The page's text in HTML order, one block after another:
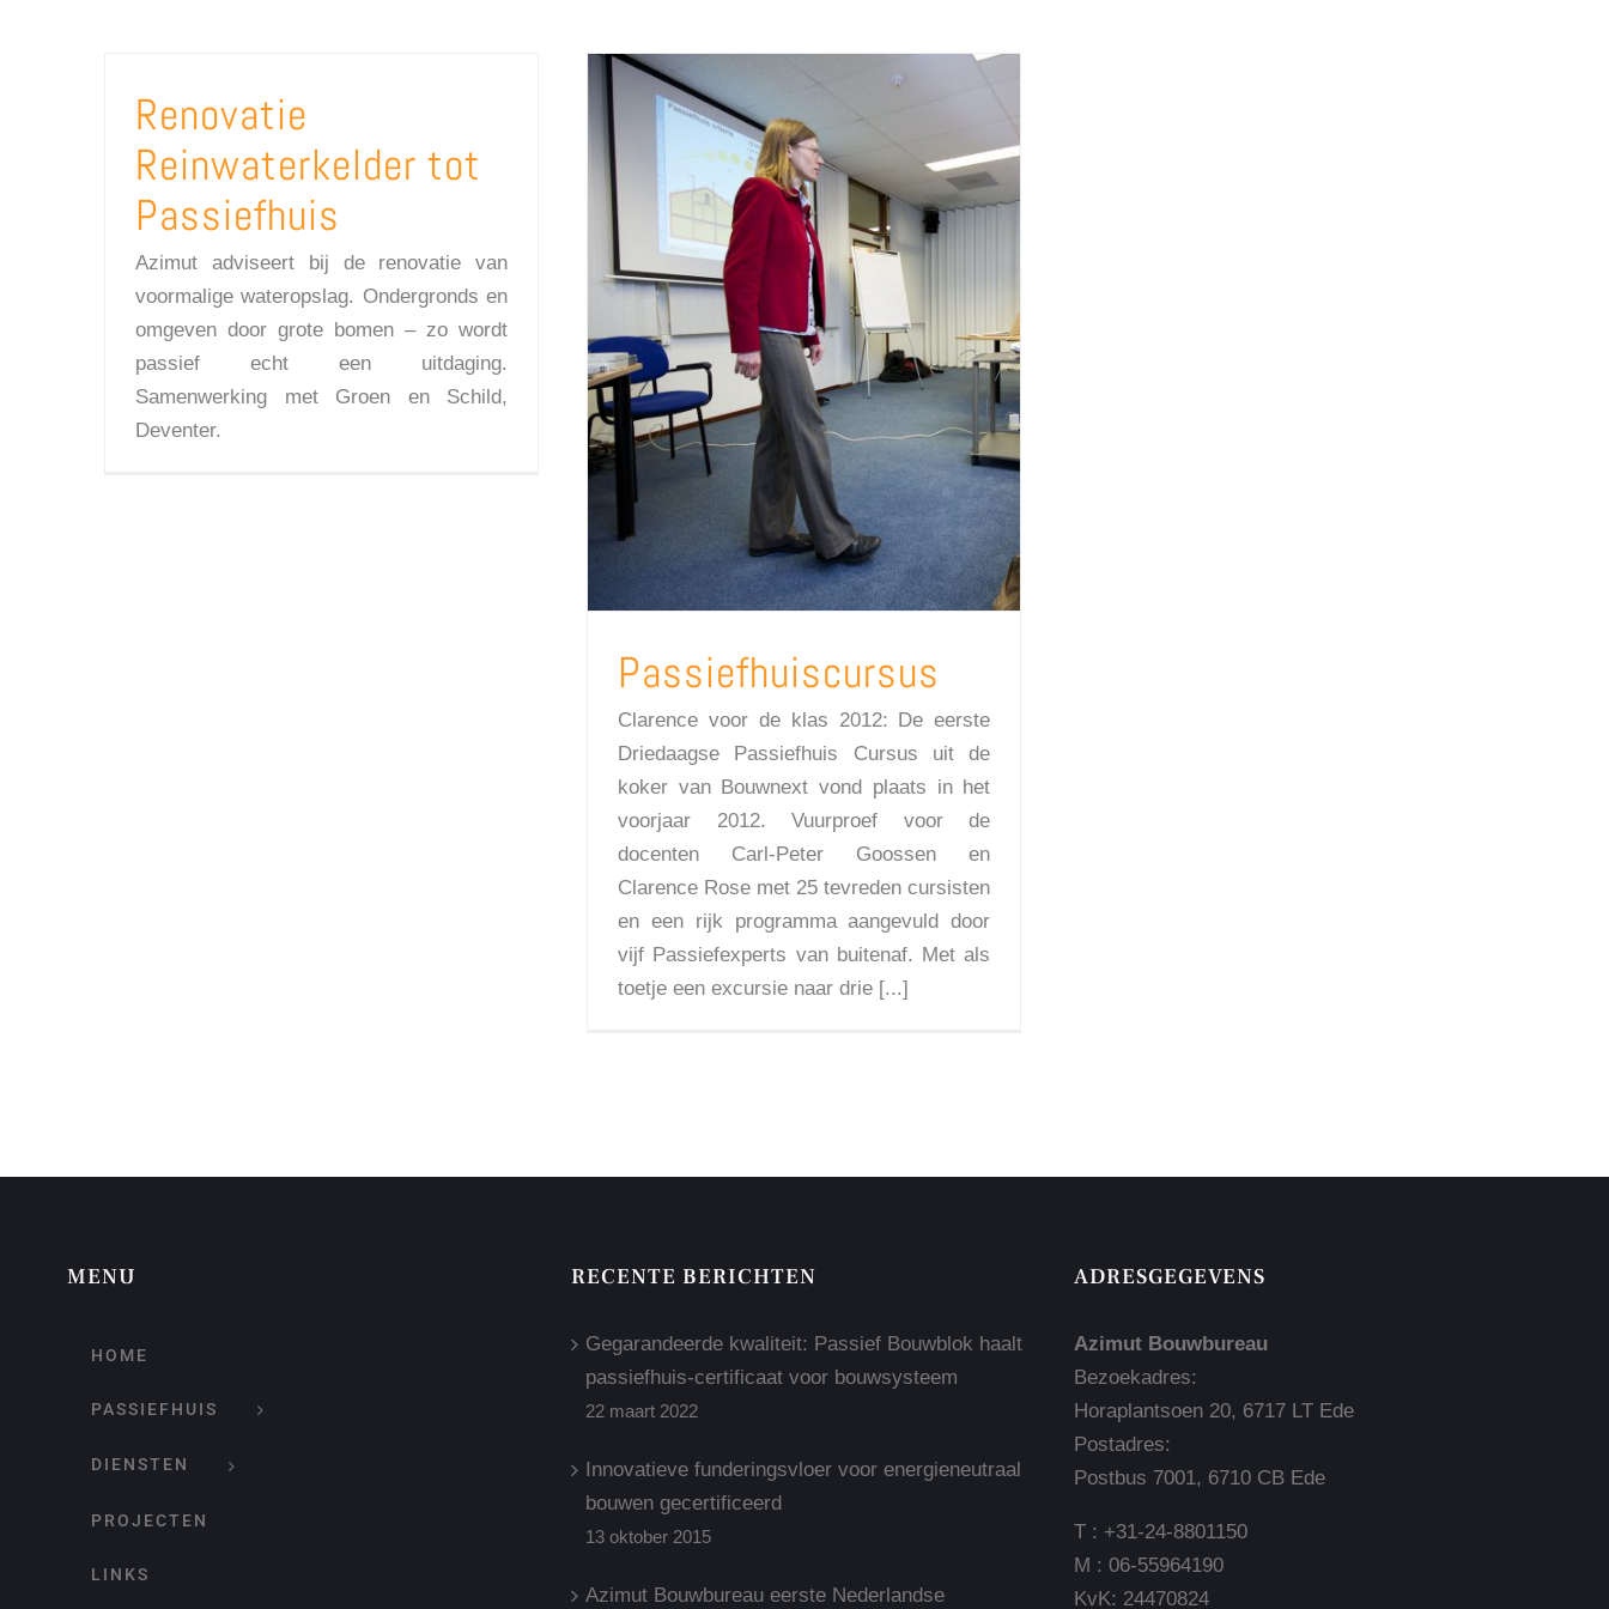
Renovatie
Reinwaterkelder tot
Passiefhuis
Azimut adviseert bij de renovatie van
voormalige wateropslag. Ondergronds en
omgeven door grote bomen – zo wordt
passief echt een uitdaging.
Samenwerking met Groen en Schild,
Deventer.
Passiefhuiscursus
Clarence voor de klas 2012: De eerste
Driedaagse Passiefhuis Cursus uit de
koker van Bouwnext vond plaats in het
voorjaar 2012. Vuurproef voor de
docenten Carl-Peter Goossen en
Clarence Rose met 25 tevreden cursisten
en een rijk programma aangevuld door
vijf Passiefexperts van buitenaf. Met als
toetje een excursie naar drie [...]
MENU
HOME
PASSIEFHUIS
DIENSTEN
PROJECTEN
LINKS
RECENTE BERICHTEN
Gegarandeerde kwaliteit: Passief Bouwblok haalt
passiefhuis-certificaat voor bouwsysteem
22 maart 2022
Innovatieve funderingsvloer voor energieneutraal
bouwen gecertificeerd
13 oktober 2015
Azimut Bouwbureau eerste Nederlandse
ADRESGEGEVENS
Azimut Bouwbureau
Bezoekadres:
Horaplantsoen 20, 6717 LT Ede
Postadres:
Postbus 7001, 6710 CB Ede
T : +31-24-8801150
M : 06-55964190
KvK: 24470824